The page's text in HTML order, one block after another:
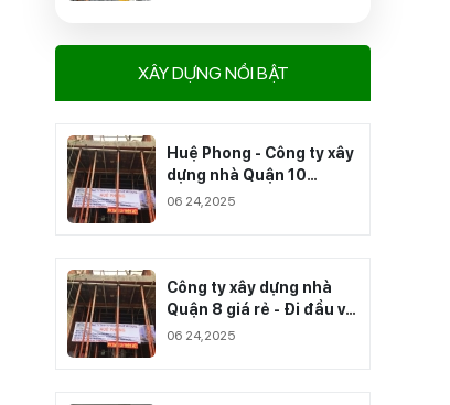
XÂY DỰNG NỔI BẬT
Huệ Phong - Công ty xây
dựng nhà Quận 10
chuyên nghiệp nhất
06 24,2025
Công ty xây dựng nhà
Quận 8 giá rẻ - Đi đầu về
chất lượng công trình
06 24,2025